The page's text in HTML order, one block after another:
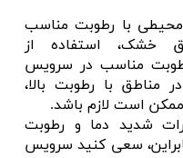
با رطوبت مناسب
خشک، استفاده از
مناسب در سرویس
با رطوبت بالا،
است لازم باشد.
شدید دما و رطوبت
سعی کنید سرویس